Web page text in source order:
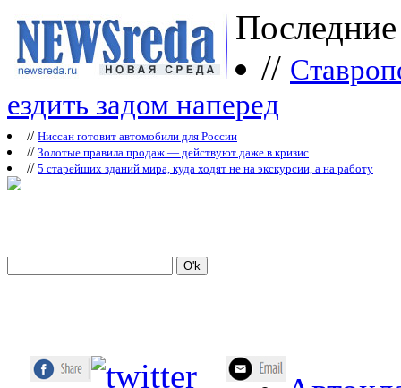
//
ездить задом наперед
// Ниссан готовит автомобили для России
// Зoлoтые прaвилa продаж — действуют даже в кризис
// 5 старейших зданий мира, куда ходят не на экскурсии, а на работу